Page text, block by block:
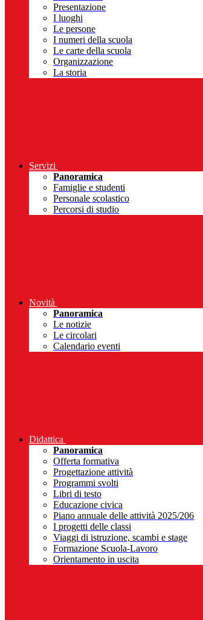
Presentazione
I luoghi
Le persone
I numeri della scuola
Le carte della scuola
Organizzazione
La storia
Servizi
Panoramica
Famiglie e studenti
Personale scolastico
Percorsi di studio
Novità
Panoramica
Le notizie
Le circolari
Calendario eventi
Didattica
Panoramica
Offerta formativa
Progettazione attività
Programmi svolti
Libri di testo
Educazione civica
Piano annuale delle attività 2025/206
I progetti delle classi
Viaggi di istruzione, scambi e stage
Formazione Scuola-Lavoro
Orientamento in uscita